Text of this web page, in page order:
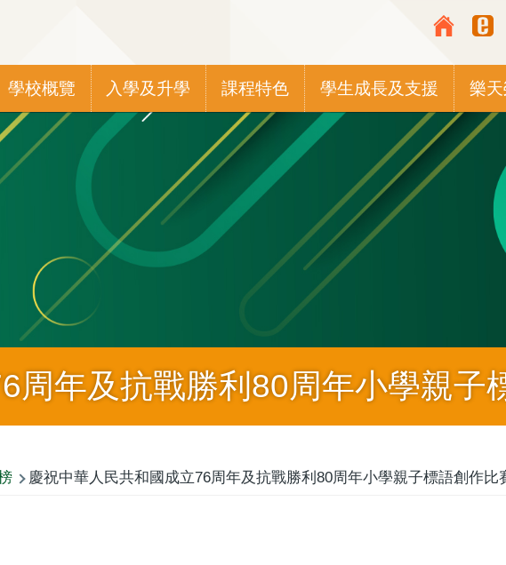
Top
Media
Icon
Button
Main
學校概覽 入學及升學 課程特色 學生成長及支援 樂
周年及抗戰勝利80周年小學親子
慶祝中華人民共和國成立76周年及抗戰勝利80周年小學親子標語創作比